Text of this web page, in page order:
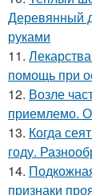
Деревянный
руками
11.
помощь при
12. Возле
приемлемо.
13. Когда
году.
14.
признаки